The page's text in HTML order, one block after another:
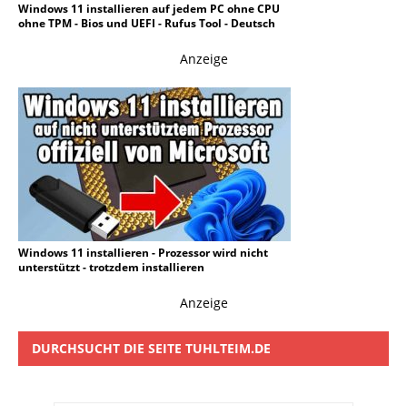
Windows 11 installieren auf jedem PC ohne CPU
ohne TPM - Bios und UEFI - Rufus Tool - Deutsch
Anzeige
Windows 11 installieren - Prozessor wird nicht
unterstützt - trotzdem installieren
Anzeige
DURCHSUCHT DIE SEITE TUHLTEIM.DE